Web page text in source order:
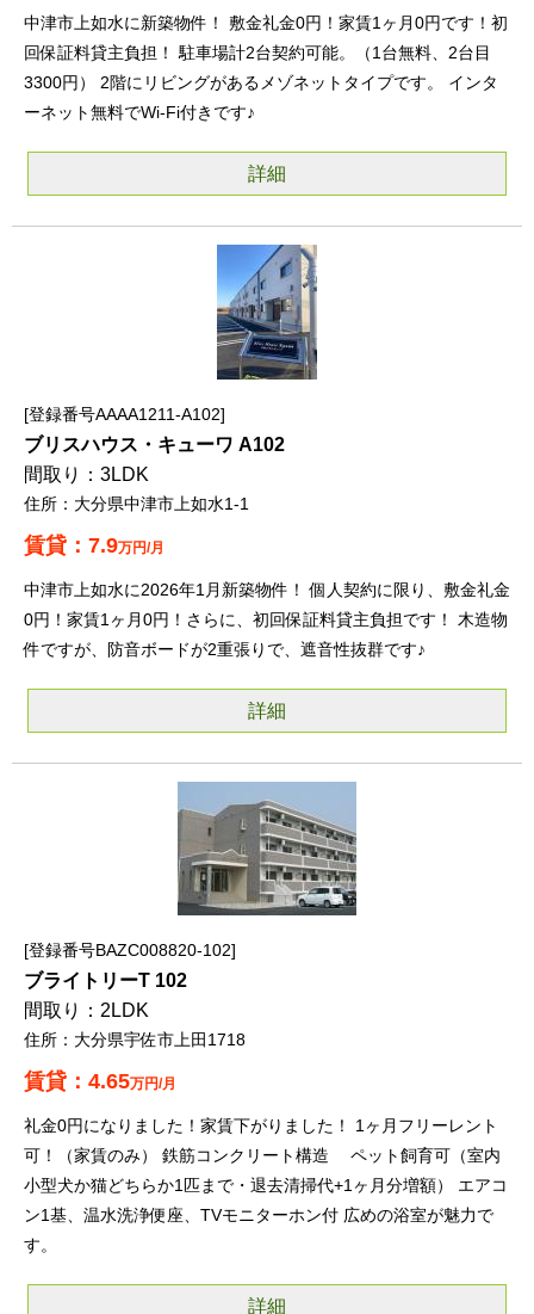
中津市上如水に新築物件！ 敷金礼金0円！家賃1ヶ月0円です！初
回保証料貸主負担！ 駐車場計2台契約可能。（1台無料、2台目
3300円） 2階にリビングがあるメゾネットタイプです。 インタ
ーネット無料でWi-Fi付きです♪
詳細
登録番号AAAA1211-A102
ブリスハウス・キューワ A102
3LDK
大分県中津市上如水1-1
7.9万円/月
中津市上如水に2026年1月新築物件！ 個人契約に限り、敷金礼金
0円！家賃1ヶ月0円！さらに、初回保証料貸主負担です！ 木造物
件ですが、防音ボードが2重張りで、遮音性抜群です♪
詳細
登録番号BAZC008820-102
ブライトリーT 102
2LDK
大分県宇佐市上田1718
4.65万円/月
礼金0円になりました！家賃下がりました！ 1ヶ月フリーレント
可！（家賃のみ） 鉄筋コンクリート構造 ペット飼育可（室内
小型犬か猫どちらか1匹まで・退去清掃代+1ヶ月分増額） エアコ
ン1基、温水洗浄便座、TVモニターホン付 広めの浴室が魅力で
す。
詳細